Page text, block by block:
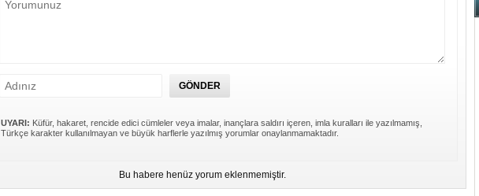
UYARI: Küfür, hakaret, rencide edici cümleler veya imalar, inançlara saldırı içeren, imla kuralları ile yazılmamış,
Türkçe karakter kullanılmayan ve büyük harflerle yazılmış yorumlar onaylanmamaktadır.
Bu habere henüz yorum eklenmemiştir.